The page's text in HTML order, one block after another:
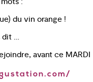
du vin orange !
dit …
avant ce MARDI